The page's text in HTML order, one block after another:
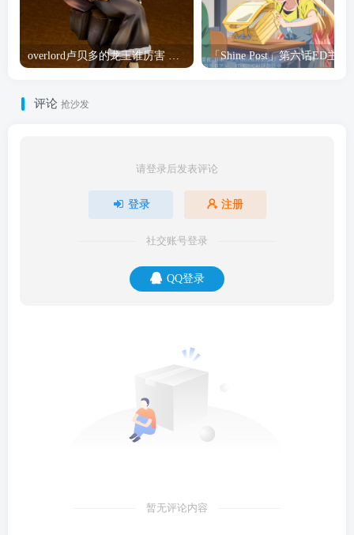
评论 抢沙发
请登录后发表评论
登录 注册
社交账号登录
QQ登录
暂无评论内容